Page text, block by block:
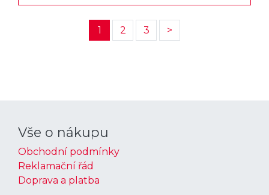
1 2 3 >
Vše o nákupu
Obchodní podmínky
Reklamační řád
Doprava a platba